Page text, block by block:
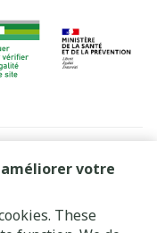
votre
These